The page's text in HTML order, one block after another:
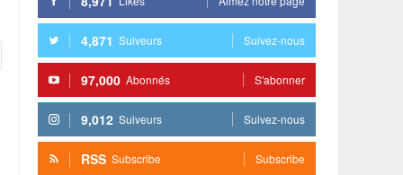
4,871 Suiveurs Suivez-nous
97,000 Abonnés S'abonner
9,012 Suiveurs Suivez-nous
RSS Subscribe Subscribe